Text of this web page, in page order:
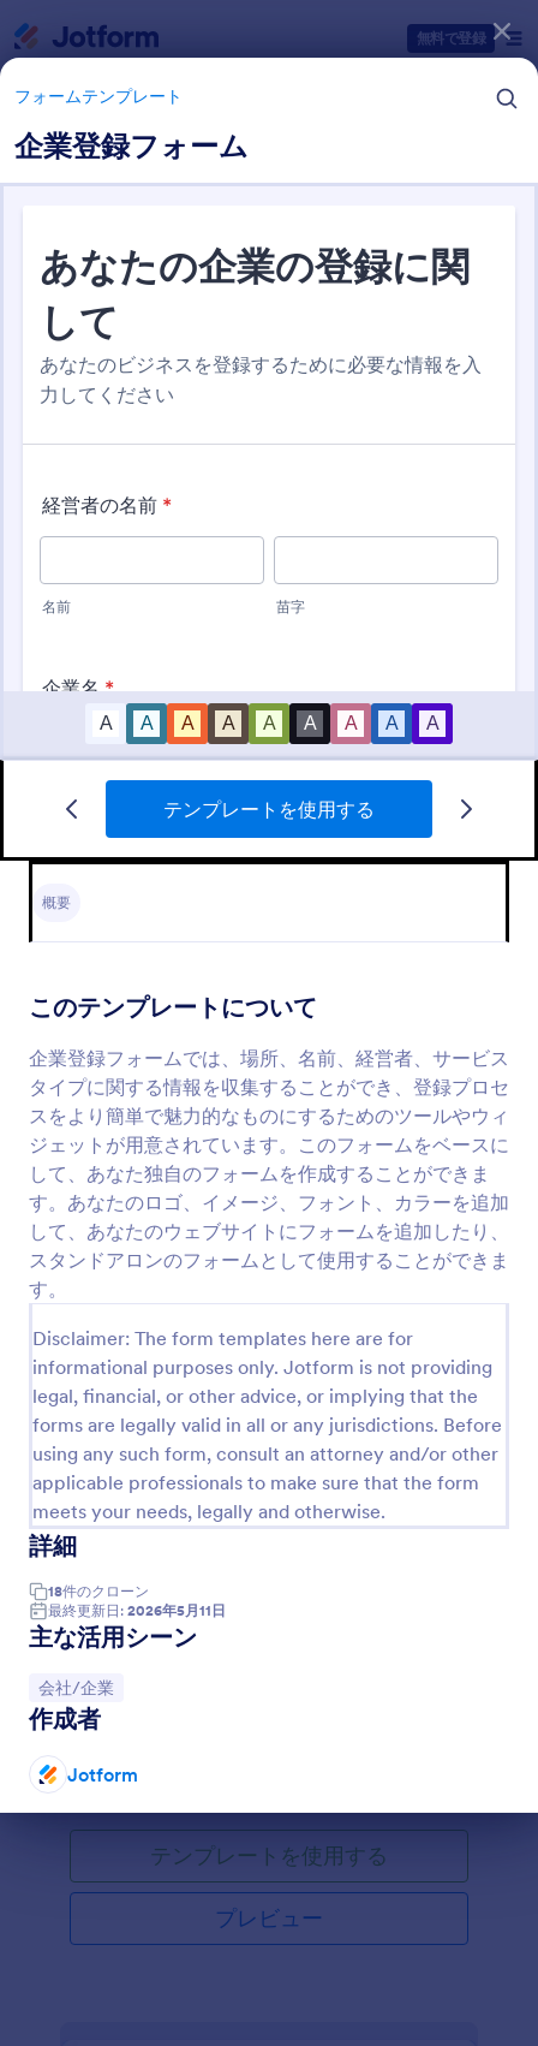
無料で登録
フォームテンプレート
企業登録フォーム
テンプレートを使用する
概要
このテンプレートについて
企業登録フォームでは、場所、名前、経営者、サービス
タイプに関する情報を収集することができ、登録プロセ
スをより簡単で魅力的なものにするためのツールやウィ
ジェットが用意されています。このフォームをベースに
して、あなた独自のフォームを作成することができま
す。あなたのロゴ、イメージ、フォント、カラーを追加
して、あなたのウェブサイトにフォームを追加したり、
スタンドアロンのフォームとして使用することができま
す。
Disclaimer: The form templates here are for
informational purposes only. Jotform is not providing
legal, financial, or other advice, or implying that the
forms are legally valid in all or any jurisdictions. Before
using any such form, consult an attorney and/or other
applicable professionals to make sure that the form
meets your needs, legally and otherwise.
詳細
18件のクローン
最終更新日: 2026年5月11日
主な活用シーン
カテゴリーへ移動：
会社/企業
作成者
Jotform
フォームテンプレート
ビジネスフォーム
新規顧客登録フォーム
プレビュー
イベント参加申込フォーム
イベント参加申込フォームとは、イベントへの参加
申し込みを行うためのフォームです。
Go to Category:
ビジネスフォーム
テンプレートを使用する
プレビュー
フォームテンプレートカテゴリー